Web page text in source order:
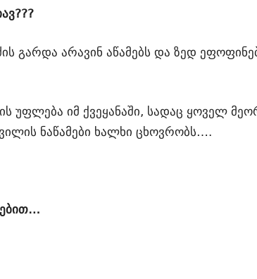
გარდა არავინ აწამებს და ზედ
უფლება იმ ქვეყანაში, სადაც ყოველ
ნაწამები ხალხი ცხოვრობს….